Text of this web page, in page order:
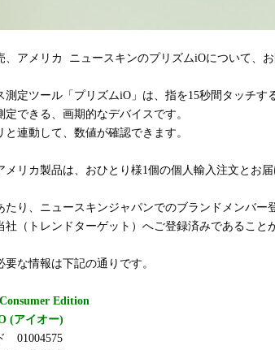
、アメリカ ニュースキンのプリズムiOについて、
測定ツール「プリズムiO」は、指を15秒間タッチす
定できる、画期的なデバイスです。
と連動して、数値が確認できます。
メリカ製品は、おひとり様1個の個人輸入注文とお届
たり、ニュースキンジャパンでのブランドメンバー
社（トレンドターゲット）へご登録済みであること
要な情報は下記の通りです。
Edition
(アイオー)
01004575